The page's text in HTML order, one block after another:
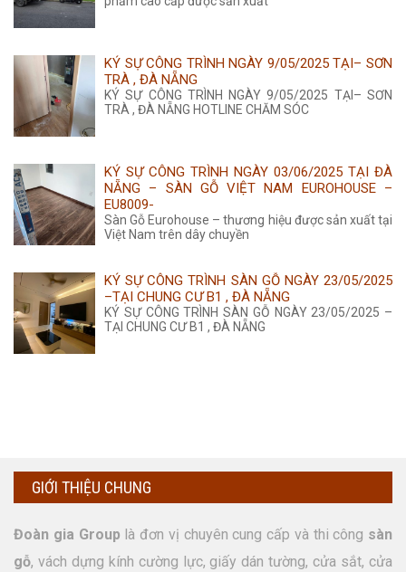
KÝ SỰ CÔNG TRÌNH NGÀY 9/05/2025 TẠI– SƠN
TRÀ , ĐÀ NẴNG
KÝ SỰ CÔNG TRÌNH NGÀY 9/05/2025 TẠI– SƠN
TRÀ , ĐÀ NẴNG HOTLINE CHĂM SÓC
KÝ SỰ CÔNG TRÌNH NGÀY 03/06/2025 TẠI ĐÀ
NẴNG – SÀN GỖ VIỆT NAM EUROHOUSE –
EU8009-
Sàn Gỗ Eurohouse – thương hiệu được sản xuất tại
Việt Nam trên dây chuyền
KÝ SỰ CÔNG TRÌNH SÀN GỖ NGÀY 23/05/2025
–TẠI CHUNG CƯ B1 , ĐÀ NẴNG
KÝ SỰ CÔNG TRÌNH SÀN GỖ NGÀY 23/05/2025 –
TẠI CHUNG CƯ B1 , ĐÀ NẴNG
GIỚI THIỆU CHUNG
Đoàn gia Group là đơn vị chuyên cung cấp và thi công sàn
gỗ, vách dựng kính cường lực, giấy dán tường, cửa sắt, cửa